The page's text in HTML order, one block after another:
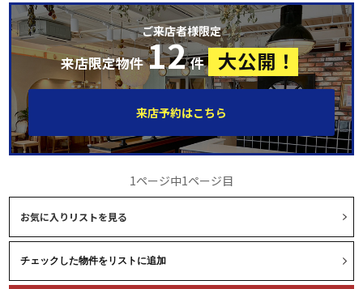
ご来店者様限定
来店限定物件 12 件 大公開！
来店予約はこちら
1ページ中1ページ目
お気に入りリストを見る